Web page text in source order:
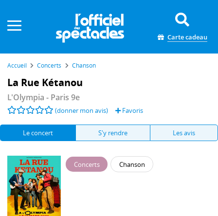
Carte cadeau
Accueil Concerts Chanson
La Rue Kétanou
L'Olympia - Paris 9e
(donner mon avis) Favoris
Le concert S'y rendre Les avis
Concerts Chanson